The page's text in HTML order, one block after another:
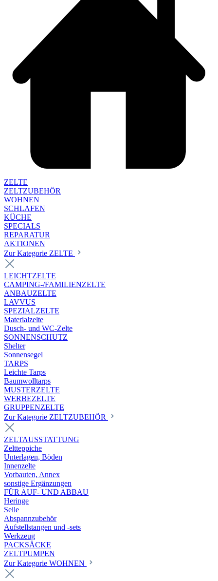
ZELTE
ZELTZUBEHÖR
WOHNEN
SCHLAFEN
KÜCHE
SPECIALS
REPARATUR
AKTIONEN
Zur Kategorie ZELTE
LEICHTZELTE
CAMPING-/FAMILIENZELTE
ANBAUZELTE
LAVVUS
SPEZIALZELTE
Materialzelte
Dusch- und WC-Zelte
SONNENSCHUTZ
Shelter
Sonnensegel
TARPS
Leichte Tarps
Baumwolltarps
MUSTERZELTE
WERBEZELTE
GRUPPENZELTE
Zur Kategorie ZELTZUBEHÖR
ZELTAUSSTATTUNG
Zeltteppiche
Unterlagen, Böden
Innenzelte
Vorbauten, Annex
sonstige Ergänzungen
FÜR AUF- UND ABBAU
Heringe
Seile
Abspannzubehör
Aufstellstangen und -sets
Werkzeug
PACKSÄCKE
ZELTPUMPEN
Zur Kategorie WOHNEN